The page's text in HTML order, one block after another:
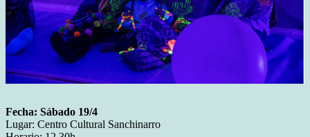
Fecha: Sábado 19/4
Lugar: Centro Cultural Sanchinarro